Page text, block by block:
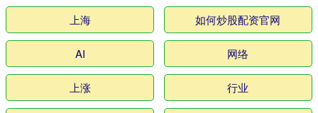
上海 如何炒股配资官网
AI 网络
上涨 行业